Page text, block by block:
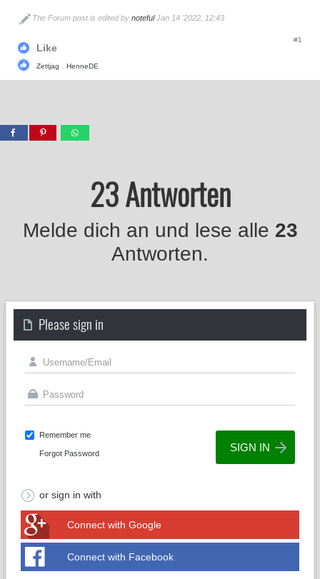
The Forum post is edited by notefulJan 14 '2022, 12:43
Like
Zettjag HenneDE
#1
23 Antworten
Melde dich an und lese alle 23
Antworten.
Please sign in
Remember me
Forgot Password
or sign in with
Connect with Google
Connect with Facebook